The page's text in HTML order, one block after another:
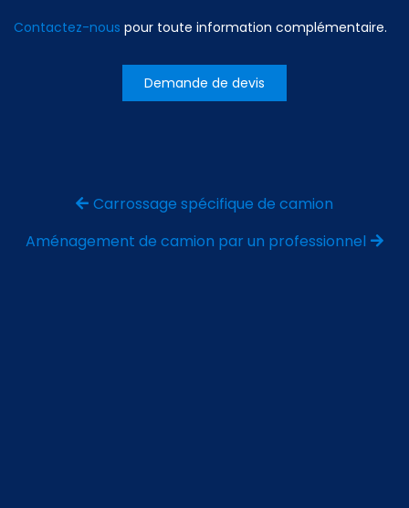
Contactez-nous pour toute information complémentaire.
Demande de devis
Carrossage spécifique de camion
Aménagement de camion par un professionnel